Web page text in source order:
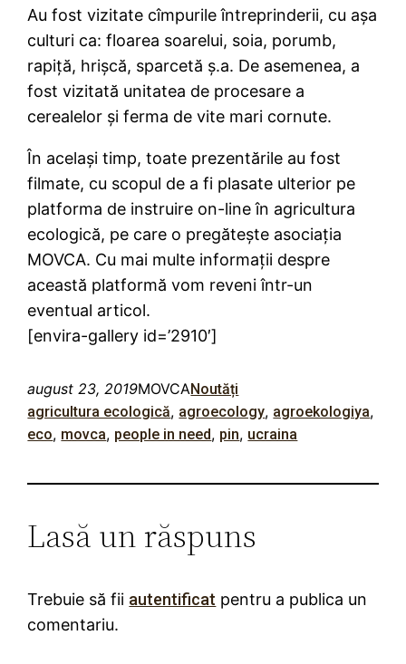
Au fost vizitate cîmpurile întreprinderii, cu așa
culturi ca: floarea soarelui, soia, porumb,
rapiță, hrișcă, sparcetă ș.a. De asemenea, a
fost vizitată unitatea de procesare a
cerealelor și ferma de vite mari cornute.
În același timp, toate prezentările au fost
filmate, cu scopul de a fi plasate ulterior pe
platforma de instruire on-line în agricultura
ecologică, pe care o pregătește asociația
MOVCA. Cu mai multe informații despre
această platformă vom reveni într-un
eventual articol.
[envira-gallery id=’2910′]
august 23, 2019MOVCANoutăți
agricultura ecologică, agroecology, agroekologiya
eco, movca, people in need, pin, ucraina
Lasă un răspuns
Trebuie să fii autentificat pentru a publica un
comentariu.